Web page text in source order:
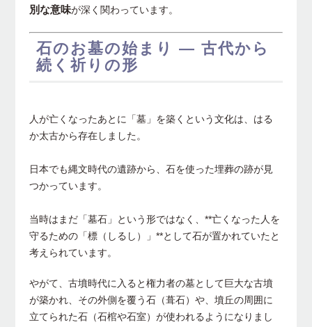
別な意味が深く関わっています。
石のお墓の始まり ― 古代から
続く祈りの形
人が亡くなったあとに「墓」を築くという文化は、はる
か太古から存在しました。
日本でも縄文時代の遺跡から、石を使った埋葬の跡が見
つかっています。
当時はまだ「墓石」という形ではなく、**亡くなった人を
守るための「標（しるし）」**として石が置かれていたと
考えられています。
やがて、古墳時代に入ると権力者の墓として巨大な古墳
が築かれ、その外側を覆う石（葺石）や、墳丘の周囲に
立てられた石（石棺や石室）が使われるようになりまし